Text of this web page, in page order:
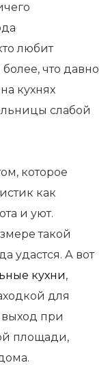
любит
что давно
кухнях
слабой
которое
как
и уют.
такой
удастся. А вот
кухни,
для
при
площади,